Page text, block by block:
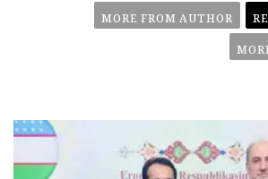
MORE FROM AUTHOR